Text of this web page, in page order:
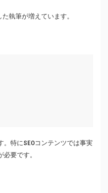
執筆が増えています。
特にSEOコンテンツでは事実
要です。